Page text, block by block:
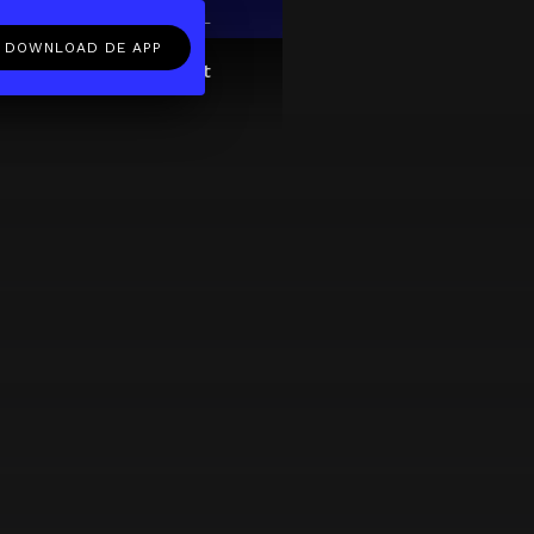
NL
OverFAQContact
DOWNLOAD DE APP